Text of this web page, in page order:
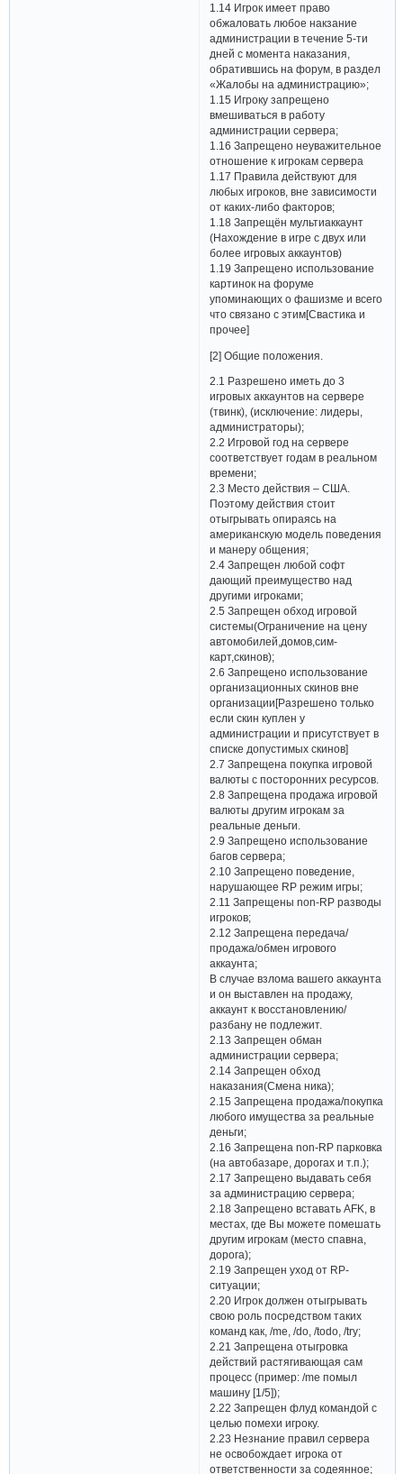
1.14 Игрок имеет право
обжаловать любое накзание
администрации в течение 5-ти
дней с момента наказания,
обратившись на форум, в раздел
«Жалобы на администрацию»;
1.15 Игроку запрещено
вмешиваться в работу
администрации сервера;
1.16 Запрещено неуважительное
отношение к игрокам сервера
1.17 Правила действуют для
любых игроков, вне зависимости
от каких-либо факторов;
1.18 Запрещён мультиаккаунт
(Нахождение в игре с двух или
более игровых аккаунтов)
1.19 Запрещено использование
картинок на форуме
упоминающих о фашизме и всего
что связано с этим[Свастика и
прочее]
[2] Общие положения.
2.1 Разрешено иметь до 3
игровых аккаунтов на сервере
(твинк), (исключение: лидеры,
администраторы);
2.2 Игровой год на сервере
соответствует годам в реальном
времени;
2.3 Место действия – США.
Поэтому действия стоит
отыгрывать опираясь на
американскую модель поведения
и манеру общения;
2.4 Запрещен любой софт
дающий преимущество над
другими игроками;
2.5 Запрещен обход игровой
системы(Ограничение на цену
автомобилей,домов,сим-
карт,скинов);
2.6 Запрещено использование
организационных скинов вне
организации[Разрешено только
если скин куплен у
администрации и присутствует в
списке допустимых скинов]
2.7 Запрещена покупка игровой
валюты с посторонних ресурсов.
2.8 Запрещена продажа игровой
валюты другим игрокам за
реальные деньги.
2.9 Запрещено использование
багов сервера;
2.10 Запрещено поведение,
нарушающее RP режим игры;
2.11 Запрещены non-RP разводы
игроков;
2.12 Запрещена передача/
продажа/обмен игрового
аккаунта;
В случае взлома вашего аккаунта
и он выставлен на продажу,
аккаунт к восстановлению/
разбану не подлежит.
2.13 Запрещен обман
администрации сервера;
2.14 Запрещен обход
наказания(Смена ника);
2.15 Запрещена продажа/покупка
любого имущества за реальные
деньги;
2.16 Запрещена non-RP парковка
(на автобазаре, дорогах и т.п.);
2.17 Запрещено выдавать себя
за администрацию сервера;
2.18 Запрещено вставать AFK, в
местах, где Вы можете помешать
другим игрокам (место спавна,
дорога);
2.19 Запрещен уход от RP-
ситуации;
2.20 Игрок должен отыгрывать
свою роль посредством таких
команд как, /me, /do, /todo, /try;
2.21 Запрещена отыгровка
действий растягивающая сам
процесс (пример: /me помыл
машину [1/5]);
2.22 Запрещен флуд командой с
целью помехи игроку.
2.23 Незнание правил сервера
не освобождает игрока от
ответственности за содеянное;